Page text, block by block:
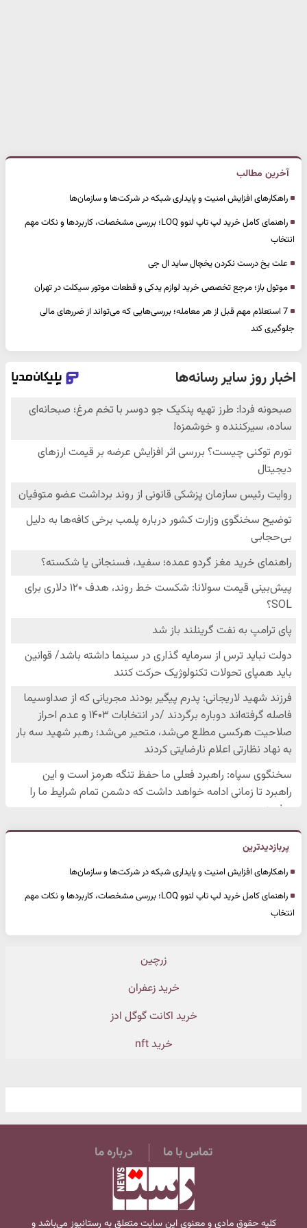
آخرین مطالب
راهکارهای افزایش امنیت و پایداری شبکه در شرکت‌ها و سازمان‌ها
راهنمای کامل خرید لپ تاپ لنوو LOQ؛ بررسی مشخصات، کاربردها و نکات مهم
انتخاب
علت یخ درست نکردن یخچال ساید ال جی
موتول باز؛ مرجع تخصصی خرید لوازم یدکی و قطعات موتور سیکلت در تهران
7 استعلام مهم قبل از هر معامله؛ بررسی‌هایی که می‌تواند از ضررهای مالی
جلوگیری کند
پربازدیدترین
راهکارهای افزایش امنیت و پایداری شبکه در شرکت‌ها و سازمان‌ها
راهنمای کامل خرید لپ تاپ لنوو LOQ؛ بررسی مشخصات، کاربردها و نکات مهم
انتخاب
زرچین
خرید زعفران
خرید اکانت گوگل ادز
خرید nft
تماس با ما درباره ما
کلیه حقوق مادی و معنوی این سایت متعلق به رستانیوز می‌باشد و